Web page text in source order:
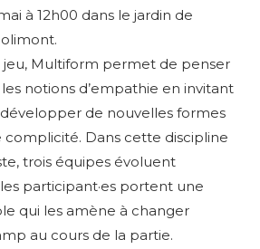
à 12h00 dans le jardin de
jeu, Multiform permet de penser
notions d’empathie en invitant
développer de nouvelles formes
complicité. Dans cette discipline
trois équipes évoluent
participant·es portent une
qui les amène à changer
au cours de la partie.